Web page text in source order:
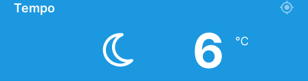
Tempo
6 ℃